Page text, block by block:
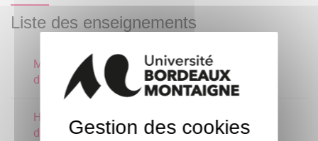
Liste des enseignements
Méthodologie de l'analyse
d'image
2 crédits
Histoire et théorie du
design 2
3 crédits
Gestion des cookies